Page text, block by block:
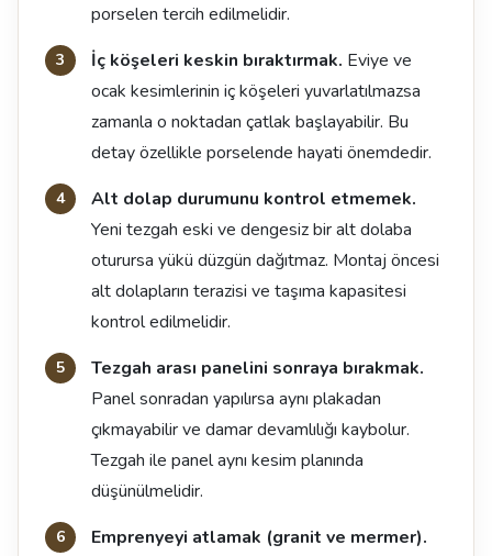
porselen tercih edilmelidir.
İç köşeleri keskin bıraktırmak. Eviye ve
ocak kesimlerinin iç köşeleri yuvarlatılmazsa
zamanla o noktadan çatlak başlayabilir. Bu
detay özellikle porselende hayati önemdedir.
Alt dolap durumunu kontrol etmemek.
Yeni tezgah eski ve dengesiz bir alt dolaba
oturursa yükü düzgün dağıtmaz. Montaj öncesi
alt dolapların terazisi ve taşıma kapasitesi
kontrol edilmelidir.
Tezgah arası panelini sonraya bırakmak.
Panel sonradan yapılırsa aynı plakadan
çıkmayabilir ve damar devamlılığı kaybolur.
Tezgah ile panel aynı kesim planında
düşünülmelidir.
Emprenyeyi atlamak (granit ve mermer).